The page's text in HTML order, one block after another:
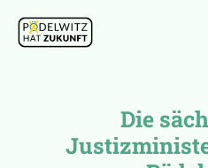
Die